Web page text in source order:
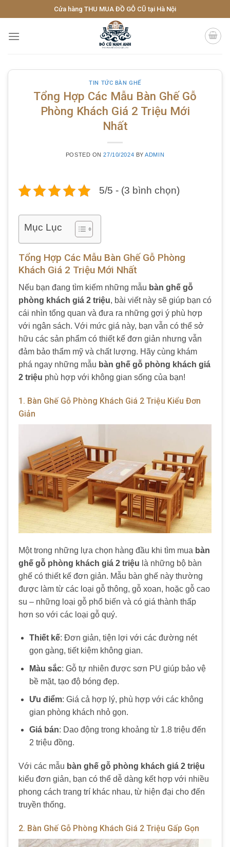
to
content
Cửa hàng THU MUA ĐỒ GỖ CŨ tại Hà Nội
TIN TỨC BÀN GHẾ
Tổng Hợp Các Mẫu Bàn Ghế Gỗ
Phòng Khách Giá 2 Triệu Mới
Nhất
POSTED ON27/10/2024 BYADMIN
5/5 - (3 bình chọn)
Mục Lục
Tổng Hợp Các Mẫu Bàn Ghế Gỗ Phòng
Khách Giá 2 Triệu Mới Nhất
Nếu bạn đang tìm kiếm những mẫu bàn ghế gỗ
phòng khách giá 2 triệu, bài viết này sẽ giúp bạn có
cái nhìn tổng quan và đưa ra những gợi ý phù hợp
với ngân sách. Với mức giá này, bạn vẫn có thể sở
hữu các sản phẩm có thiết kế đơn giản nhưng vẫn
đảm bảo thẩm mỹ và chất lượng. Hãy cùng khám
phá ngay những mẫu bàn ghế gỗ phòng khách giá
2 triệu phù hợp với không gian sống của bạn!
1. Bàn Ghế Gỗ Phòng Khách Giá 2 Triệu Kiểu Đơn
Giản
Một trong những lựa chọn hàng đầu khi tìm mua bàn
ghế gỗ phòng khách giá 2 triệu là những bộ bàn
ghế có thiết kế đơn giản. Mẫu bàn ghế này thường
được làm từ các loại gỗ thông, gỗ xoan, hoặc gỗ cao
su – những loại gỗ phổ biến và có giá thành thấp
hơn so với các loại gỗ quý.
Thiết kế: Đơn giản, tiện lợi với các đường nét
gọn gàng, tiết kiệm không gian.
Màu sắc: Gỗ tự nhiên được sơn PU giúp bảo vệ
bề mặt, tạo độ bóng đẹp.
Ưu điểm: Giá cả hợp lý, phù hợp với các không
gian phòng khách nhỏ gọn.
Giá bán: Dao động trong khoảng từ 1.8 triệu đến
2 triệu đồng.
Với các mẫu bàn ghế gỗ phòng khách giá 2 triệu
kiểu đơn giản, bạn có thể dễ dàng kết hợp với nhiều
phong cách trang trí khác nhau, từ hiện đại cho đến
truyền thống.
2. Bàn Ghế Gỗ Phòng Khách Giá 2 Triệu Gấp Gọn